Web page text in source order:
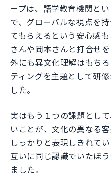
ープは、語学教育機関と
で、グローバルな視点を
てもらえるという安心感
さんや岡本さんと打合せ
外にも異文化理解はもち
ティングを主題として研
した。
実はもう１つの課題とし
いことが、文化の異なる
しっかりと表現しきれて
互いに同じ認識でいたほ
ました。